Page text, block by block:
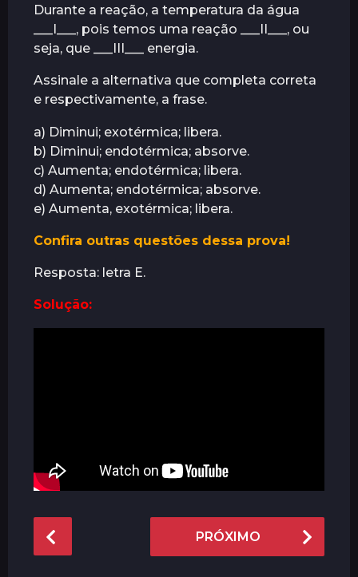
Durante a reação, a temperatura da água
___I___, pois temos uma reação ___II___, ou
seja, que ___III___ energia.
Assinale a alternativa que completa correta
e respectivamente, a frase.
a) Diminui; exotérmica; libera.
b) Diminui; endotérmica; absorve.
c) Aumenta; endotérmica; libera.
d) Aumenta; endotérmica; absorve.
e) Aumenta, exotérmica; libera.
Confira outras questões dessa prova!
Resposta: letra E.
Solução:
o
PRÓXIMO